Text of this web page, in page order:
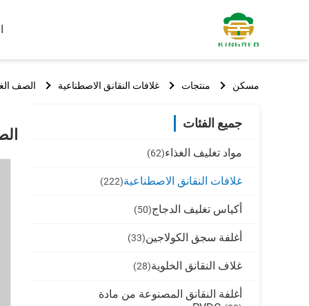
مسكن منتجات غلافات النقانق الاصطناعية الصف
جميع الفئات
مواد تغليف الغذاء(62)
غلافات النقانق الاصطناعية(222)
أكياس تغليف الدجاج(50)
أغلفة سجق الكولاجين(33)
غلاف النقانق الخلوية(28)
أغلفة النقانق المصنوعة من مادة